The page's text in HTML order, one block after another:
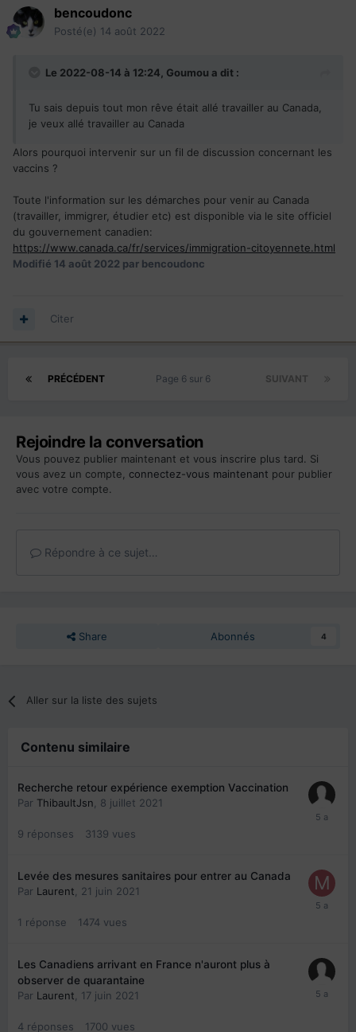
bencoudonc
Posté(e) 14 août 2022
Le 2022-08-14 à 12:24, Goumou a dit :
Tu sais depuis tout mon rêve était allé travailler au Canada,
je veux allé travailler au Canada
Alors pourquoi intervenir sur un fil de discussion concernant les
vaccins ?
Toute l'information sur les démarches pour venir au Canada
(travailler, immigrer, étudier etc) est disponible via le site officiel
du gouvernement canadien:
https://www.canada.ca/fr/services/immigration-citoyennete.html
Modifié 14 août 2022 par bencoudonc
Citer
PRÉCÉDENT SUIVANT
Page 6 sur 6
Rejoindre la conversation
Vous pouvez publier maintenant et vous inscrire plus tard. Si
vous avez un compte, connectez-vous maintenant pour publier
avec votre compte.
Répondre à ce sujet…
Share Abonnés 4
Aller sur la liste des sujets
Contenu similaire
Recherche retour expérience exemption Vaccination
Par ThibaultJsn 8 juillet 2021
9 réponses 3139 vues
Levée des mesures sanitaires pour entrer au Canada
Par Laurent 21 juin 2021
1 réponse 1474 vues
Les Canadiens arrivant en France n'auront plus à
observer de quarantaine
Par Laurent 17 juin 2021
4 réponses 1700 vues